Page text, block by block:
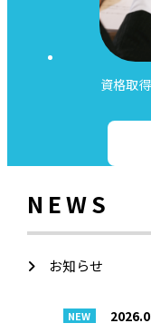
資格取
NEWS
お知らせ